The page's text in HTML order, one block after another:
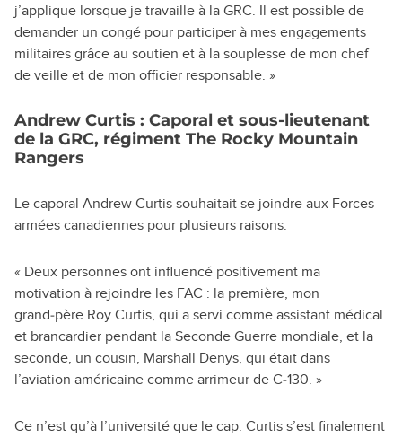
j’applique lorsque je travaille à la GRC. Il est possible de
demander un congé pour participer à mes engagements
militaires grâce au soutien et à la souplesse de mon chef
de veille et de mon officier responsable. »
Andrew Curtis : Caporal et sous-lieutenant
de la GRC, régiment The Rocky Mountain
Rangers
Le caporal Andrew Curtis souhaitait se joindre aux Forces
armées canadiennes pour plusieurs raisons.
« Deux personnes ont influencé positivement ma
motivation à rejoindre les FAC : la première, mon
grand‑père Roy Curtis, qui a servi comme assistant médical
et brancardier pendant la Seconde Guerre mondiale, et la
seconde, un cousin, Marshall Denys, qui était dans
l’aviation américaine comme arrimeur de C‑130. »
Ce n’est qu’à l’université que le cap. Curtis s’est finalement